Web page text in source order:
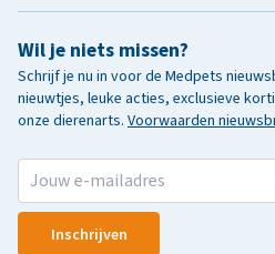
Wil je niets missen?
Schrijf je nu in voor de Medpets
nieuwtjes, leuke acties, exclusieve
onze dierenarts. Voorwaarden
Inschrijven